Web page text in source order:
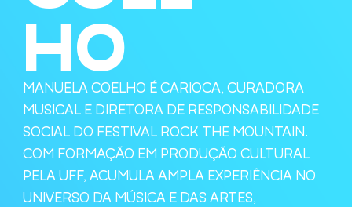
HO
MANUELA COELHO É CARIOCA, CURADORA
MUSICAL E DIRETORA DE RESPONSABILIDADE
SOCIAL DO FESTIVAL ROCK THE MOUNTAIN.
COM FORMAÇÃO EM PRODUÇÃO CULTURAL
PELA UFF, ACUMULA AMPLA EXPERIÊNCIA NO
UNIVERSO DA MÚSICA E DAS ARTES,